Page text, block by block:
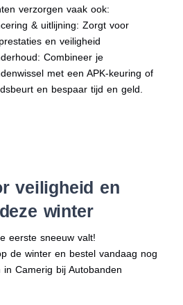
verzorgen vaak ook:
& uitlijning: Zorgt voor
en veiligheid
Combineer je
met een APK-keuring of
en bespaar tijd en geld.
veiligheid en
winter
eerste sneeuw valt!
de winter en bestel vandaag nog
in Camerig bij Autobanden